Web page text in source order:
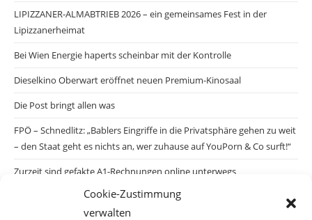
Cookie-Zustimmung
verwalten
LIPIZZANER-ALMABTRIEB 2026 – ein gemeinsames Fest in der
Lipizzanerheimat
Bei Wien Energie haperts scheinbar mit der Kontrolle
Dieselkino Oberwart eröffnet neuen Premium-Kinosaal
Die Post bringt allen was
FPÖ – Schnedlitz: „Bablers Eingriffe in die Privatsphäre gehen zu weit
– den Staat geht es nichts an, wer zuhause auf YouPorn & Co surft!“
Zurzeit sind gefakte A1-Rechnungen online unterwegs
Salzburgs Juden und ihre Sicherheit: „Erst nach einem Anschlag wäre
die Gefahr endlich konkret!“